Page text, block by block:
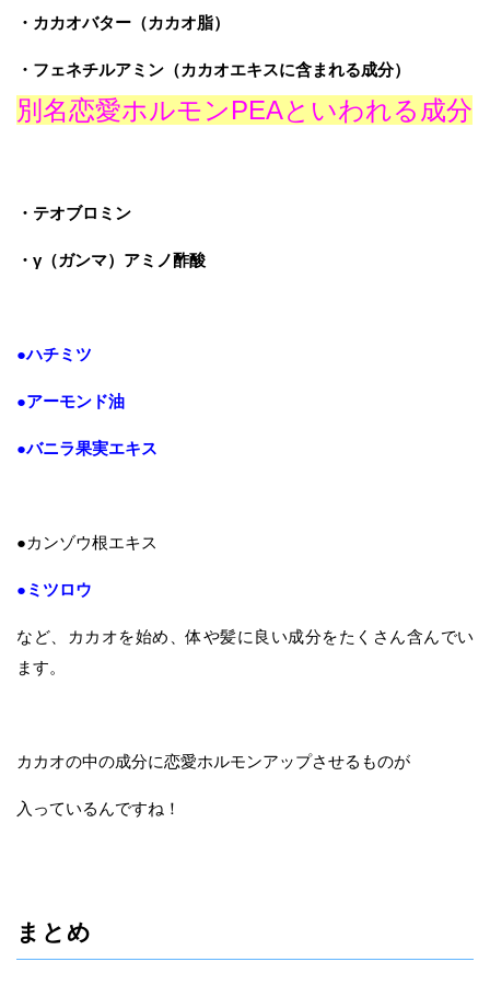
・カカオバター（カカオ脂）
・フェネチルアミン（カカオエキスに含まれる成分）
別名恋愛ホルモンPEAといわれる成分
・テオブロミン
・γ（ガンマ）アミノ酢酸
●ハチミツ
●アーモンド油
●バニラ果実エキス
●カンゾウ根エキス
●ミツロウ
など、カカオを始め、体や髪に良い成分をたくさん含んでい
ます。
カカオの中の成分に恋愛ホルモンアップさせるものが
入っているんですね！
まとめ